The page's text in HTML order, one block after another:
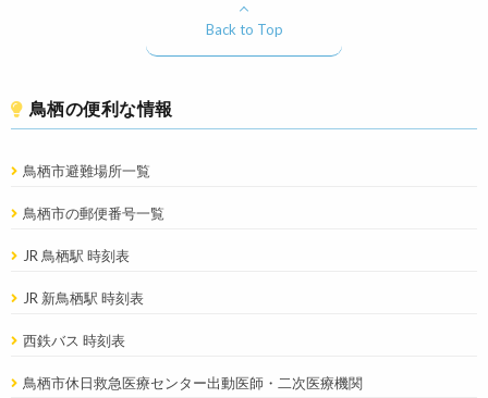
Back to Top
鳥栖の便利な情報
鳥栖市避難場所一覧
鳥栖市の郵便番号一覧
JR 鳥栖駅 時刻表
JR 新鳥栖駅 時刻表
西鉄バス 時刻表
鳥栖市休日救急医療センター出動医師・二次医療機関